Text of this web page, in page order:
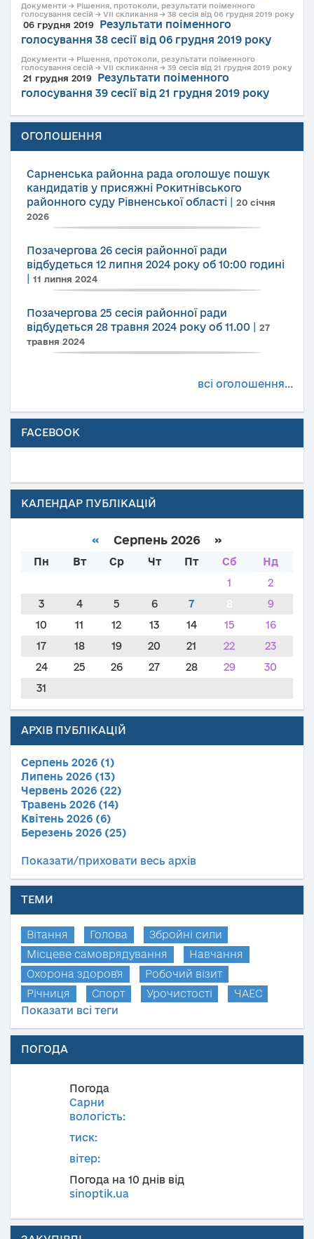
Документи → Рішення, протоколи, результати поіменного
голосування сесій → VII скликання → 38 сесія від 06 грудня 2019 року
06 грудня 2019
Результати поіменного
голосування 38 сесії від 06 грудня 2019 року
Документи → Рішення, протоколи, результати поіменного
голосування сесій → VII скликання → 39 сесія від 21 грудня 2019 року
21 грудня 2019
Результати поіменного
голосування 39 сесії від 21 грудня 2019 року
ОГОЛОШЕННЯ
Сарненська районна рада оголошує пошук
кандидатів у присяжні Рокитнівського
районного суду Рівненської області
20 січня
2026
Позачергова 26 сесія районної ради
відбудеться 12 липня 2024 року об 10:00 годині
11 липня 2024
Позачергова 25 сесія районної ради
відбудеться 28 травня 2024 року об 11.00
27
травня 2024
всі оголошення...
FACEBOOK
КАЛЕНДАР ПУБЛІКАЦІЙ
« Серпень 2026 »
Пн Вт Ср Чт Пт Сб
Нд
1
2
3
4 5 6 7
9
10
11 12 13 14 15
16
17
18 19 20 21 22
23
24
25 26 27 28 29
30
31
АРХІВ ПУБЛІКАЦІЙ
Серпень 2026 (1)
Липень 2026 (13)
Червень 2026 (22)
Травень 2026 (14)
Квітень 2026 (6)
Березень 2026 (25)
Показати/приховати весь архів
ТЕМИ
Вітання Голова
Збройні сили
Місцеве самоврядування
Навчання
Охорона здоров'я
Робочий візит
Річниця
Спорт Урочистості
ЧАЕС
Показати всі теги
ПОГОДА
Погода
Сарни
вологість:
тиск:
вітер:
Погода на 10 днів від
sinoptik.ua